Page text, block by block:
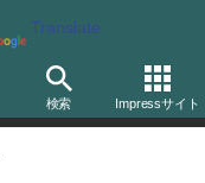
Translate
検索 Impressサイト